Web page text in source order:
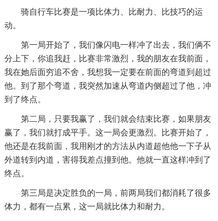
骑自行车比赛是一项比体力、比耐力、比技巧的运
动。
第一局开始了，我们像闪电一样冲了出去，我们俩不
分上下，你追我赶，比赛非常激烈，我的朋友在我前面，
我在她后面穷追不舍，我想我一定要在前面的弯道到超过
他。到了那个弯道，我突然加速从弯道内侧超过了他，冲
到了终点。
第二局，只要我赢了，我们就会结束比赛，如果朋友
赢了，我们就打成平手。这一局会更激烈。比赛开始了，
他还是在我前面，我用刚才的方法从内道超他他一下子从
外道转到内道，害得我差点撞到他。他就一直这样冲到了
终点。
第三局是决定胜负的一局，前两局我们都消耗了很多
体力，都有一点累，这一局就比体力和耐力。